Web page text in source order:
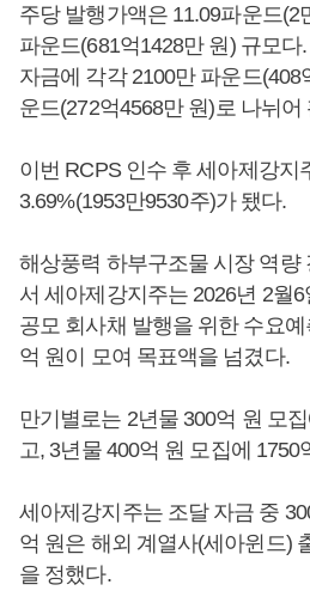
주당 발행가액은 11.09파운드(2
파운드(681억1428만 원) 규모
자금에 각각 2100만 파운드(408
운드(272억4568만 원)로 나뉘
이번 RCPS 인수 후 세아제강지
3.69%(1953만9530주)가 됐다.
해상풍력 하부구조물 시장 역량
서 세아제강지주는 2026년 2월
공모 회사채 발행을 위한 수요
억 원이 모여 목표액을 넘겼다.
만기별로는 2년물 300억 원 모
고, 3년물 400억 원 모집에 1750
세아제강지주는 조달 자금 중
억 원은 해외 계열사(세아윈드)
을 정했다.